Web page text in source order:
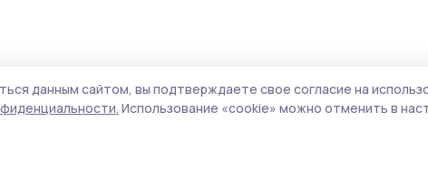
данным сайтом, вы подтверждаете свое согласие на
Использование «cookie» можно отменить в